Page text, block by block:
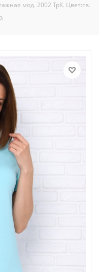
мод. 2002 ТрК. Цвет:св.